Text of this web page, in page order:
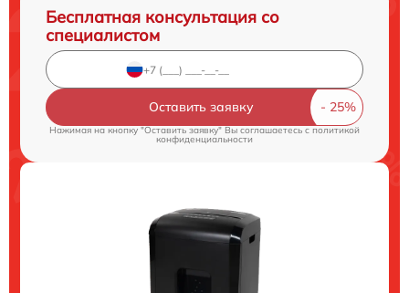
Бесплатная консультация со
специалистом
Оставить заявку
Нажимая на кнопку "Оставить заявку" Вы соглашаетесь c политикой
конфиденциальности